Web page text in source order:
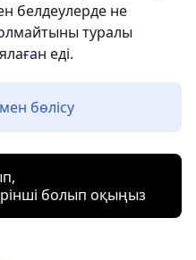
белдеулерде не
туралы
еді.
бөлісу
болып оқыңыз